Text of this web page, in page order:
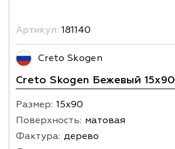
Артикул: 181140
Creto Skogen
Creto Skogen Бежевый 15x90
Размер: 15х90
Поверхность: матовая
Фактура: дерево